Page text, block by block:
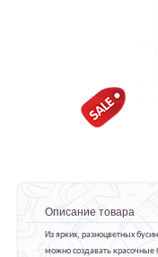
Описание товара
Из ярких, разноцветных
можно создавать